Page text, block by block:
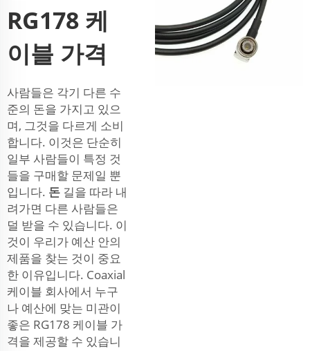
RG178 케
이블 가격
사람들은 각기 다른 수
준의 돈을 가지고 있으
며, 그것을 다르게 소비
합니다. 이것은 단순히
일부 사람들이 특정 것
들을 구매할 문제일 뿐
입니다. 돈 길을 따라 내
려가면 다른 사람들은
덜 받을 수 있습니다. 이
것이 우리가 예산 안의
제품을 찾는 것이 중요
한 이유입니다. Coaxial
케이블 회사에서 누구
나 예산에 맞는 미관이
좋은 RG178 케이블 가
격을 제공할 수 있습니